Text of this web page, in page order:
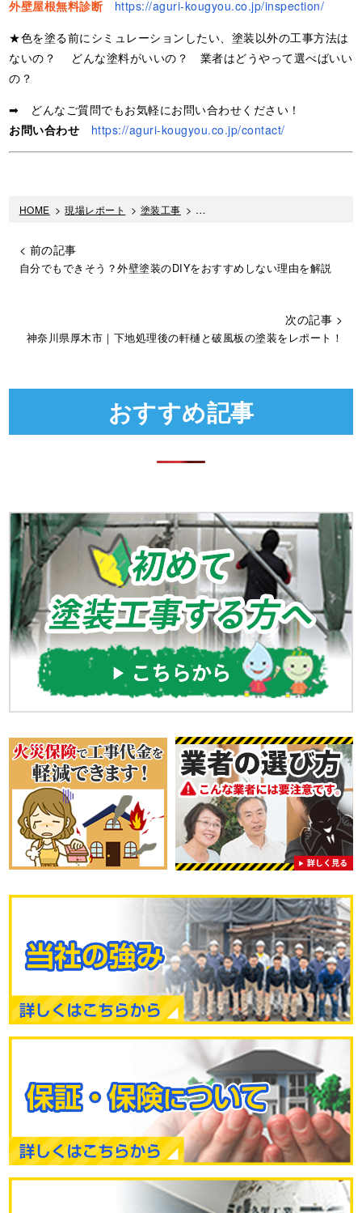
外壁屋根無料診断
https://aguri-kougyou.co.jp/inspection/
★色を塗る前にシミュレーションしたい、塗装以外の工事方法は
ないの？ どんな塗料がいいの？ 業者はどうやって選べばいい
の？
➡ どんなご質問でもお気軽にお問い合わせください！
お問い合わせ
https://aguri-kougyou.co.jp/contact/
HOME >現場レポート > 塗装工事 > 軒樋と破風板のケレン作業をレポ
< 前の記事
自分でもできそう？外壁塗装のDIYをおすすめしない理由を解説
次の記事 >
神奈川県厚木市｜下地処理後の軒樋と破風板の塗装をレポート！
おすすめ記事